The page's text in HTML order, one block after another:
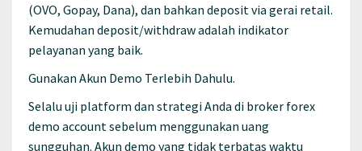
(OVO, Gopay, Dana), dan bahkan deposit via gerai retail.
Kemudahan deposit/withdraw adalah indikator
pelayanan yang baik.
Gunakan Akun Demo Terlebih Dahulu.
Selalu uji platform dan strategi Anda di broker forex
demo account sebelum menggunakan uang
sungguhan. Akun demo yang tidak terbatas waktu